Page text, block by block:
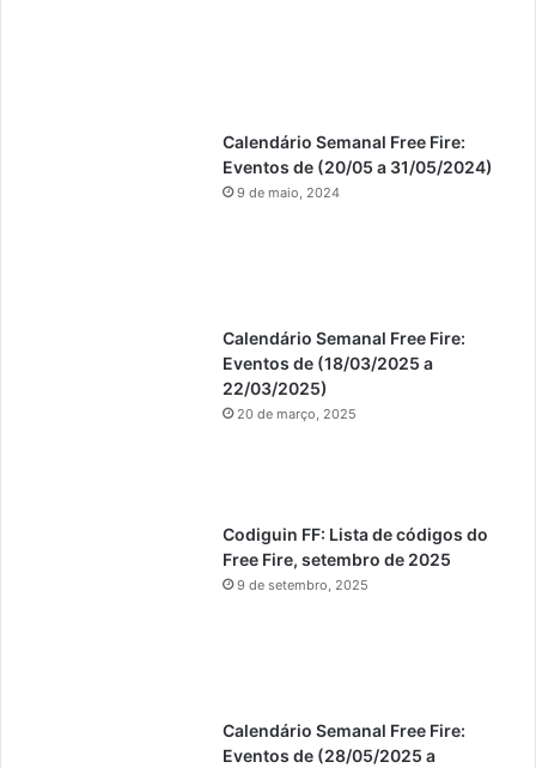
Calendário Semanal Free Fire:
Eventos de (20/05 a 31/05/2024)
9 de maio, 2024
Calendário Semanal Free Fire:
Eventos de (18/03/2025 a
22/03/2025)
20 de março, 2025
Codiguin FF: Lista de códigos do
Free Fire, setembro de 2025
9 de setembro, 2025
Calendário Semanal Free Fire:
Eventos de (28/05/2025 a